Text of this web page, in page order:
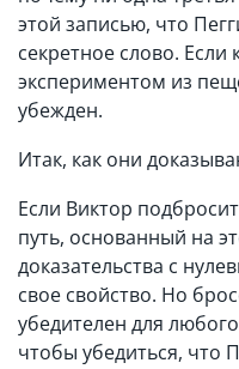
этой записью, что
секретное слово. Если
экспериментом из
убежден.
Итак, как они
Если Виктор
путь, основанный на
доказательства с
свое свойство. Но
убедителен для
чтобы убедиться, что